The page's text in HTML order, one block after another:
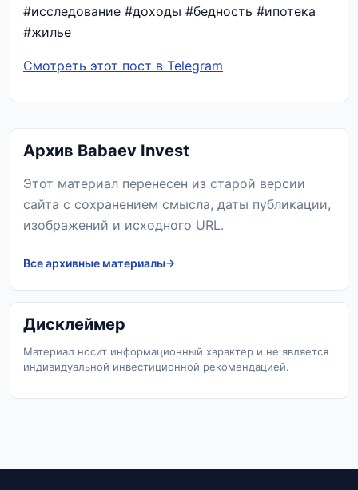
#исследование #доходы #бедность #ипотека
#жилье
Смотреть этот пост в Telegram
Архив Babaev Invest
Этот материал перенесен из старой версии
сайта с сохранением смысла, даты публикации,
изображений и исходного URL.
Все архивные материалы
Дисклеймер
Материал носит информационный характер и не является
индивидуальной инвестиционной рекомендацией.